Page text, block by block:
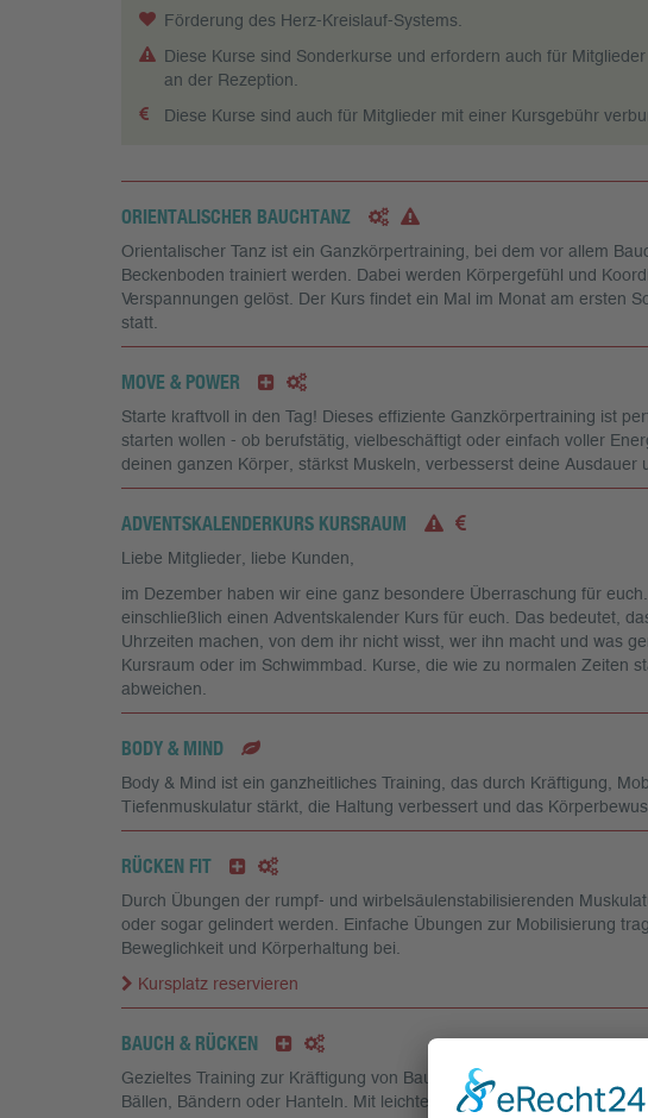
Förderung des Herz-Kreislauf-Systems.
Diese Kurse sind Sonderkurse und erfordern auch für
an der Rezeption.
Diese Kurse sind auch für Mitglieder mit einer Kursgebühr
ORIENTALISCHER BAUCHTANZ
Orientalischer Tanz ist ein Ganzkörpertraining, bei dem vor allem
Beckenboden trainiert werden. Dabei werden Körpergefühl und
Verspannungen gelöst. Der Kurs findet ein Mal im Monat am ersten
statt.
MOVE & POWER
Starte kraftvoll in den Tag! Dieses effiziente Ganzkörpertraining ist
starten wollen - ob berufstätig, vielbeschäftigt oder einfach voller
deinen ganzen Körper, stärkst Muskeln, verbesserst deine Ausdauer
ADVENTSKALENDERKURS KURSRAUM
Liebe Mitglieder, liebe Kunden,
im Dezember haben wir eine ganz besondere Überraschung für
einschließlich einen Adventskalender Kurs für euch. Das bedeutet,
Uhrzeiten machen, von dem ihr nicht wisst, wer ihn macht und was
Kursraum oder im Schwimmbad. Kurse, die wie zu normalen Zeiten
abweichen.
BODY & MIND
Body & Mind ist ein ganzheitliches Training, das durch Kräftigung,
Tiefenmuskulatur stärkt, die Haltung verbessert und das
RÜCKEN FIT
Durch Übungen der rumpf- und wirbelsäulenstabilisierenden
oder sogar gelindert werden. Einfache Übungen zur Mobilisierung
Beweglichkeit und Körperhaltung bei.
Kursplatz reservieren
BAUCH & RÜCKEN
Gezieltes Training zur Kräftigung von Bauch- und Rückenmuskulatur
Bällen, Bändern oder Hanteln. Mit leichten Stretching- und